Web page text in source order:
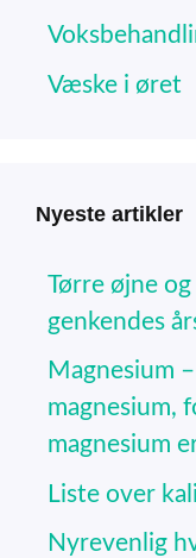
Væske i øret
Nyeste artikler
Tørre øjne
genkendes
Magnesium
magnesium,
magnesium
Liste over
Nyrevenlig